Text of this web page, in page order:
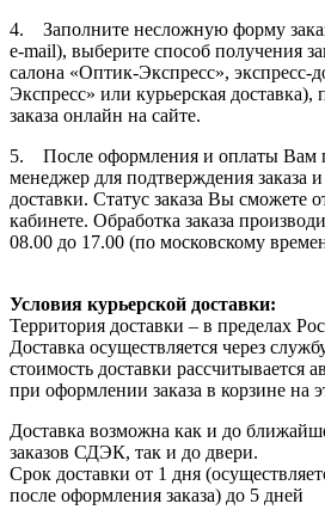
4. Заполните несложную форму
e-mail), выберите способ получения
салона «Оптик-Экспресс», экспресс-
Экспресс» или курьерская доставка),
заказа онлайн на сайте.
5. После оформления и оплаты Вам
менеджер для подтверждения заказа и
доставки. Статус заказа Вы сможете
кабинете. Обработка заказа
08.00 до 17.00 (по московскому
Условия курьерской доставки:
Территория доставки – в пределах
Доставка осуществляется через
стоимость доставки рассчитывается
при оформлении заказа в корзине на
Доставка возможна как и до
заказов СДЭК, так и до двери.
Срок доставки от 1 дня
после оформления заказа) до 5 дней